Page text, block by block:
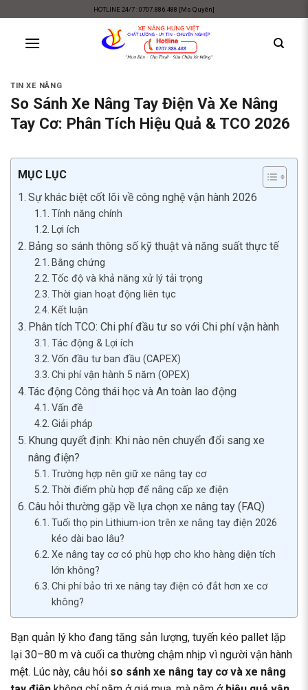
content
HOTLINE 24/7 : 0707.886.488 [Ms Quyên]
TIN XE NÂNG
So Sánh Xe Nâng Tay Điện Và Xe Nâng
Tay Cơ: Phân Tích Hiệu Quả & TCO 2026
MỤC LỤC
Sự khác biệt cốt lõi về công nghệ vận hành 2026
Tính năng chính
Lợi ích
Bảng so sánh thông số kỹ thuật và năng suất thực tế
Bằng chứng
Tốc độ và khả năng xử lý tải trọng
Thời gian hoạt động liên tục
Kết luận
Phân tích TCO: Chi phí đầu tư so với Chi phí vận hành
Tác động & Lợi ích
Vốn đầu tư ban đầu (CAPEX)
Chi phí vận hành 5 năm (OPEX)
Tác động Công thái học và An toàn lao động
Vấn đề
Giải pháp
Khung quyết định: Khi nào nên chuyển đổi sang xe
nâng điện?
Trường hợp nên giữ xe nâng tay cơ
Thời điểm phù hợp để nâng cấp xe điện
Câu hỏi thường gặp về lựa chọn xe nâng tay (FAQ)
Tuổi thọ pin Lithium-ion trên xe nâng tay điện 2026
kéo dài bao lâu?
Xe nâng tay cơ có phù hợp cho kho hàng diện tích
lớn không?
Chi phí bảo trì xe nâng tay điện có đắt hơn xe cơ
không?
Bạn quản lý kho đang tăng sản lượng, tuyến kéo pallet lặp
lại 30–80 m và cuối ca thường chậm nhịp vì người vận hành
mệt. Lúc này, câu hỏi so sánh xe nâng tay cơ và xe nâng